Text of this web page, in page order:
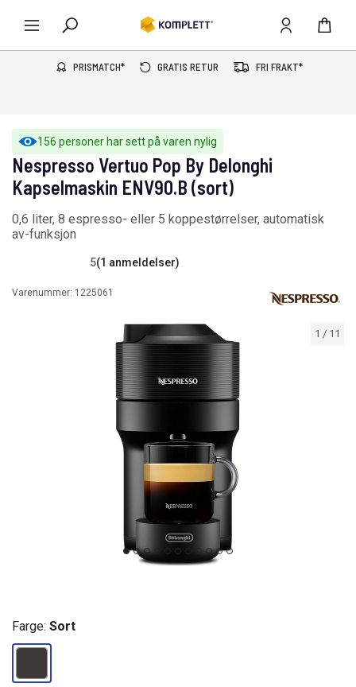
PRISMATCH* GRATIS RETUR FRI FRAKT*
156 personer har sett på varen nylig
1 / 11
Nespresso Vertuo Pop By Delonghi
Kapselmaskin ENV90.B (sort)
0,6 liter, 8 espresso- eller 5 koppestørrelser, automatisk
av-funksjon
5(1 anmeldelser)
Varenummer: 1225061
Farge: Sort